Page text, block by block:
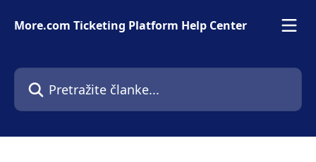
More.com Ticketing Platform Help Center
Pretražite članke...